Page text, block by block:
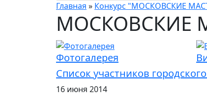
Главная » Конкурс "МОСКОВСКИЕ
МОСКОВСКИЕ
Фотогалерея
Cписок участников
16 июня 2014